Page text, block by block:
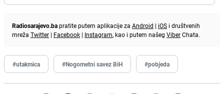
Radiosarajevo.bapratite putem aplikacije za Android | iOS i društvenih
mreža Twitter | Facebook | Instagram, kao i putem našeg ViberChata.
#utakmica #Nogometni savez BiH #pobjeda